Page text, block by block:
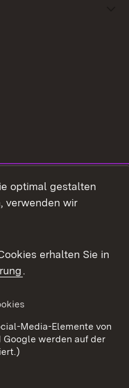
optimal gestalten
verwenden wir
erhalten Sie in
.
Media-Elemente von
werden auf der